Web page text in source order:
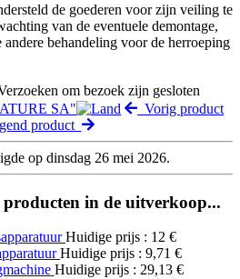
de goederen voor zijn veiling te
van de eventuele demontage,
behandeling voor de herroeping
om bezoek zijn gesloten
SA"
Vorig product
product
op dinsdag 26 mei 2026.
in de uitverkoop...
Huidige prijs : 12 €
Huidige prijs : 9,71 €
Huidige prijs : 29,13 €